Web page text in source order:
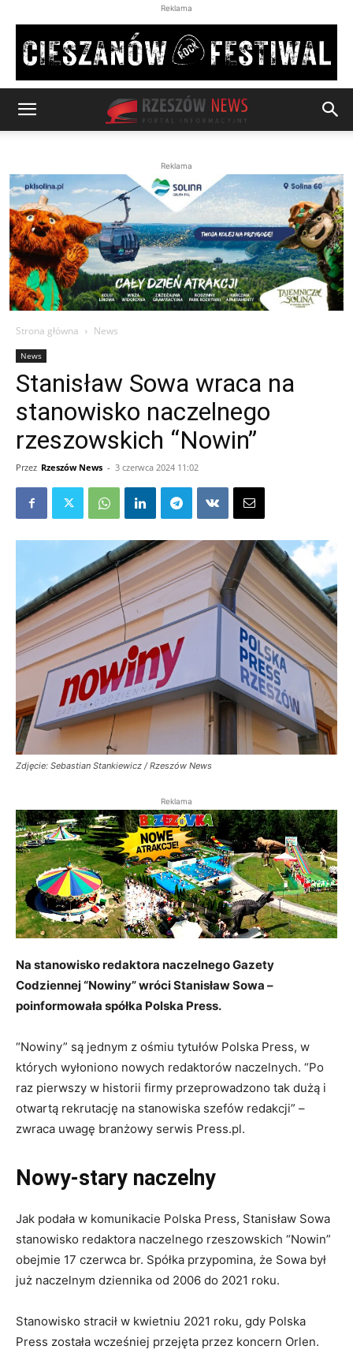
Reklama
Reklama
Strona główna News
News
Stanisław Sowa wraca na
stanowisko naczelnego
rzeszowskich “Nowin”
Przez Rzeszów News - 3 czerwca 2024 11:02
Zdjęcie: Sebastian Stankiewicz / Rzeszów News
Reklama
Na stanowisko redaktora naczelnego Gazety
Codziennej “Nowiny” wróci Stanisław Sowa –
poinformowała spółka Polska Press.
“Nowiny” są jednym z ośmiu tytułów Polska Press, w
których wyłoniono nowych redaktorów naczelnych. “Po
raz pierwszy w historii firmy przeprowadzono tak dużą i
otwartą rekrutację na stanowiska szefów redakcji” –
zwraca uwagę branżowy serwis Press.pl.
Nowy-stary naczelny
Jak podała w komunikacie Polska Press, Stanisław Sowa
stanowisko redaktora naczelnego rzeszowskich “Nowin”
obejmie 17 czerwca br. Spółka przypomina, że Sowa był
już naczelnym dziennika od 2006 do 2021 roku.
Stanowisko stracił w kwietniu 2021 roku, gdy Polska
Press została wcześniej przejęta przez koncern Orlen.